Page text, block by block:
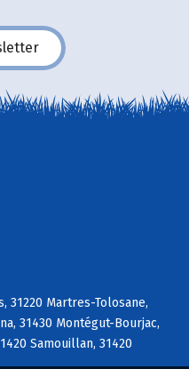
31220 Martres-Tolosane,
31430 Montégut-Bourjac,
Samouillan, 31420